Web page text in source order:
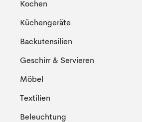
Kochen
Küchengeräte
Backutensilien
Geschirr & Servieren
Möbel
Textilien
Beleuchtung